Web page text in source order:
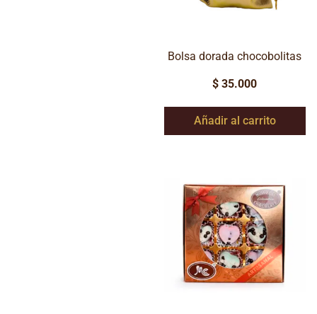
Bolsa dorada chocobolitas
$ 35.000
Añadir al carrito